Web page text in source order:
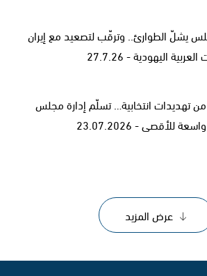
يشلّ الطوارئ.. وترقّب لتصعيد مع إيران
اليهودية - 27.7.26
تهديدات انتخابية… تسلّم إدارة مجلس
- 23.07.2026
عرض المزيد